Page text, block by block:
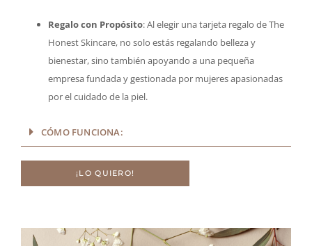
Regalo con Propósito: Al elegir una tarjeta regalo de The
Honest Skincare, no solo estás regalando belleza y
bienestar, sino también apoyando a una pequeña
empresa fundada y gestionada por mujeres apasionadas
por el cuidado de la piel.
CÓMO FUNCIONA:
¡LO QUIERO!